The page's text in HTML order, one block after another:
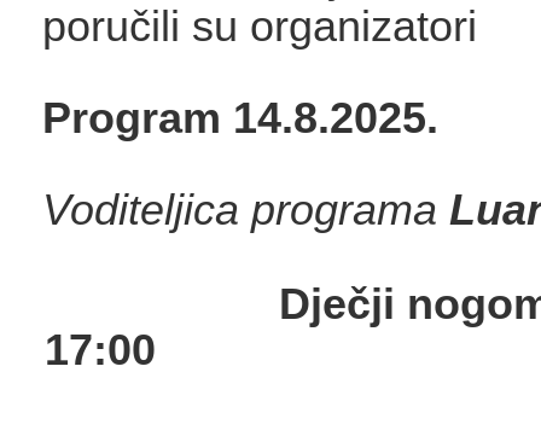
poručili su organizatori
Program 14.8.2025.
Voditeljica programa
17:00
Dječji